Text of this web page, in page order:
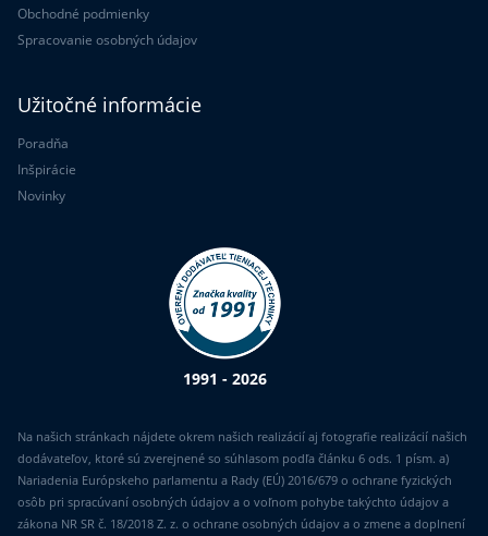
Obchodné podmienky
Spracovanie osobných údajov
Užitočné informácie
Poradňa
Inšpirácie
Novinky
1991 - 2026
Na našich stránkach nájdete okrem našich realizácií aj fotografie realizácií našich
dodávateľov, ktoré sú zverejnené so súhlasom podľa článku 6 ods. 1 písm. a)
Nariadenia Európskeho parlamentu a Rady (EÚ) 2016/679 o ochrane fyzických
osôb pri spracúvaní osobných údajov a o voľnom pohybe takýchto údajov a
zákona NR SR č. 18/2018 Z. z. o ochrane osobných údajov a o zmene a doplnení